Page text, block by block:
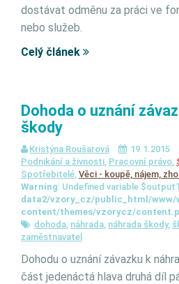
dostávat odměnu za práci ve
nebo služeb.
Celý článek
Dohoda o uznání
škody
Kristýna Roušarová 19.1.2015
Podnikání a živnosti, Pracovní právo,
Spotřebitelé, Věci - koupě, nájem,
Warning: Undefined variable
data2/vzory_cz/public_html/www/
content/themes/vzorycz/
dohoda, náhrada, náhrada škody,
zaměstnavatel
Dohodu o uznání závazku k
část jedenáctá hlava druhá díl